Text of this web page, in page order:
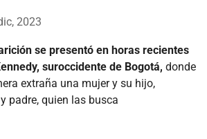
2023
se presentó en horas recientes
suroccidente de Bogotá, donde
extraña una mujer y su hijo,
padre, quien las busca